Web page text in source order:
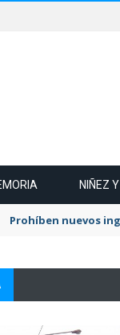
NIÑEZ
Prohíben nuevos